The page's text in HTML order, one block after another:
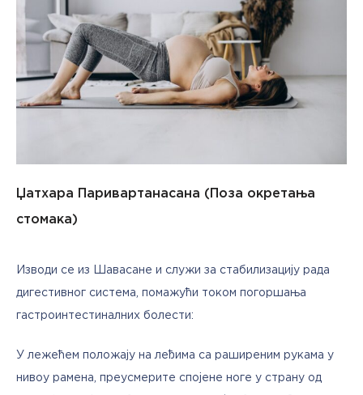
Џатхара Паривартанасана (Поза окретања
стомака)
Изводи се из Шавасане и служи за стабилизацију рада
дигестивног система, помажући током погоршања
гастроинтестиналних болести:
У лежећем положају на леђима са раширеним рукама у
нивоу рамена, преусмерите спојене ноге у страну од